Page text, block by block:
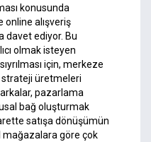
konusunda
online alışveriş
davet ediyor. Bu
olmak isteyen
için, merkeze
üretmeleri
pazarlama
bağ oluşturmak
satışa dönüşümün
göre çok